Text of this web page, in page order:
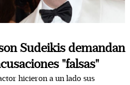
Sudeikis demandan
"falsas"
hicieron a un lado sus